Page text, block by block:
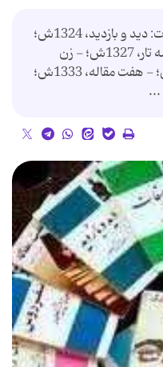
الف ـ داستانها و سرنامه‎ها و مقالات: دید و بازدید، 1324ش؛
- از رنجی که می‎بریم، 1326ش؛ سه تار، 1327ش؛ - زن
زیادی، 1331ش؛ اورازان، 1333ش؛ - هفت مقاله، 1333ش؛